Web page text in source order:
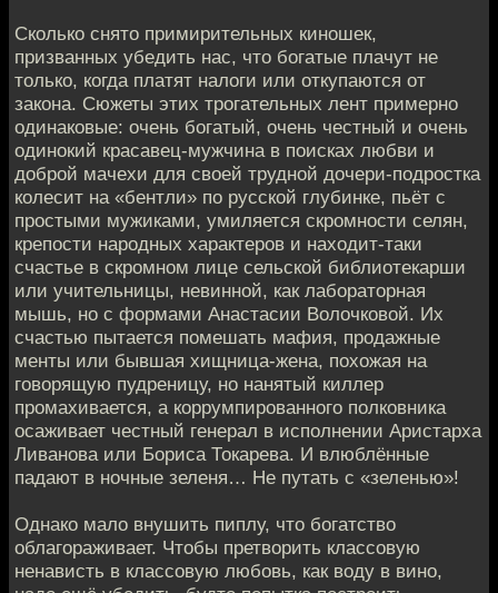
Сколько снято примирительных киношек,
призванных убедить нас, что богатые плачут не
только, когда платят налоги или откупаются от
закона. Сюжеты этих трогательных лент примерно
одинаковые: очень богатый, очень честный и очень
одинокий красавец-мужчина в поисках любви и
доброй мачехи для своей трудной дочери-подростка
колесит на «бентли» по русской глубинке, пьёт с
простыми мужиками, умиляется скромности селян,
крепости народных характеров и находит-таки
счастье в скромном лице сельской библиотекарши
или учительницы, невинной, как лабораторная
мышь, но с формами Анастасии Волочковой. Их
счастью пытается помешать мафия, продажные
менты или бывшая хищница-жена, похожая на
говорящую пудреницу, но нанятый киллер
промахивается, а коррумпированного полковника
осаживает честный генерал в исполнении Аристарха
Ливанова или Бориса Токарева. И влюблённые
падают в ночные зеленя… Не путать с «зеленью»!
Однако мало внушить пиплу, что богатство
облагораживает. Чтобы претворить классовую
ненависть в классовую любовь, как воду в вино,